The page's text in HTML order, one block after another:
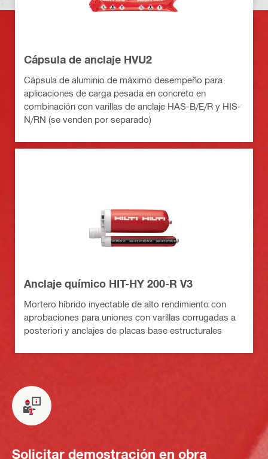
Cápsula de anclaje HVU2
Cápsula de aluminio de máximo desempeño para
aplicaciones de carga pesada en concreto en
combinación con varillas de anclaje HAS-B/E/R y HIS-
N/RN (se venden por separado)
Anclaje químico HIT-HY 200-R V3
Mortero híbrido inyectable de alto rendimiento con
aprobaciones para uniones con varillas corrugadas a
posteriori y anclajes de placas base estructurales
Solicitar demostración en obra